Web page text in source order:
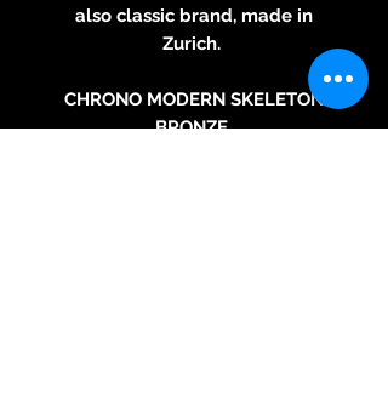
also classic brand, made in
Zurich.
CHRONO MODERN SKELETON
BRONZE